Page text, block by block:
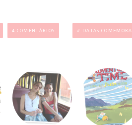
4 COMENTÁRIOS # DATAS